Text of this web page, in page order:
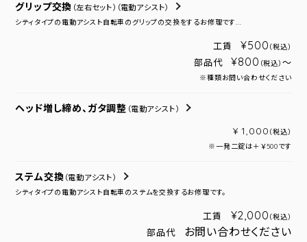
グリップ交換 （左右セット） （電動アシスト）
シティタイプの電動アシスト自転車のグリップの交換をするお修理です...
工賃 ¥500 （税込）
部品代 ¥800 （税込） ～
※種類お問い合わせください
ヘッド増し締め、ガタ調整 （電動アシスト）
¥ 1,000 （税込）
※一発二錠は＋￥500です
ステム交換 （電動アシスト）
シティタイプの電動アシスト自転車のステムを交換するお修理です。
工賃 ¥2,000 （税込）
部品代 お問い合わせください